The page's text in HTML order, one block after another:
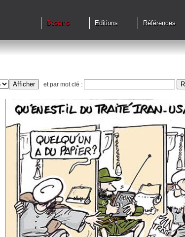
Dessins Editions Références
et par mot clé :